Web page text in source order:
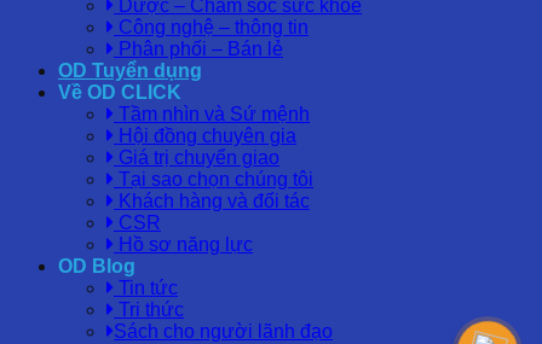
Dược – Chăm sóc sức khỏe
Công nghệ – thông tin
Phân phối – Bán lẻ
OD Tuyển dụng
Về OD CLICK
Tầm nhìn và Sứ mệnh
Hội đồng chuyên gia
Giá trị chuyển giao
Tại sao chọn chúng tôi
Khách hàng và đối tác
CSR
Hồ sơ năng lực
OD Blog
Tin tức
Tri thức
Sách cho người lãnh đạo